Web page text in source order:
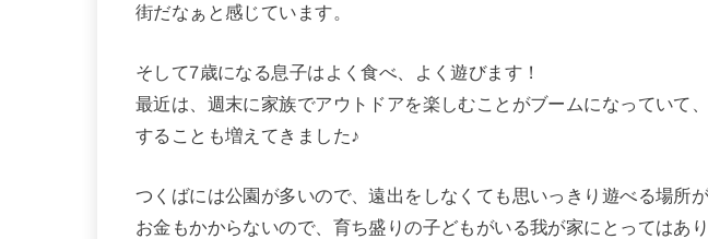
街だなぁと感じています。
そして7歳になる息子はよく食べ、よく遊びます！
最近は、週末に家族でアウトドアを楽しむことがブームになっていて
することも増えてきました♪
つくばには公園が多いので、遠出をしなくても思いっきり遊べる場所
お金もかからないので、育ち盛りの子どもがいる我が家にとってはあり